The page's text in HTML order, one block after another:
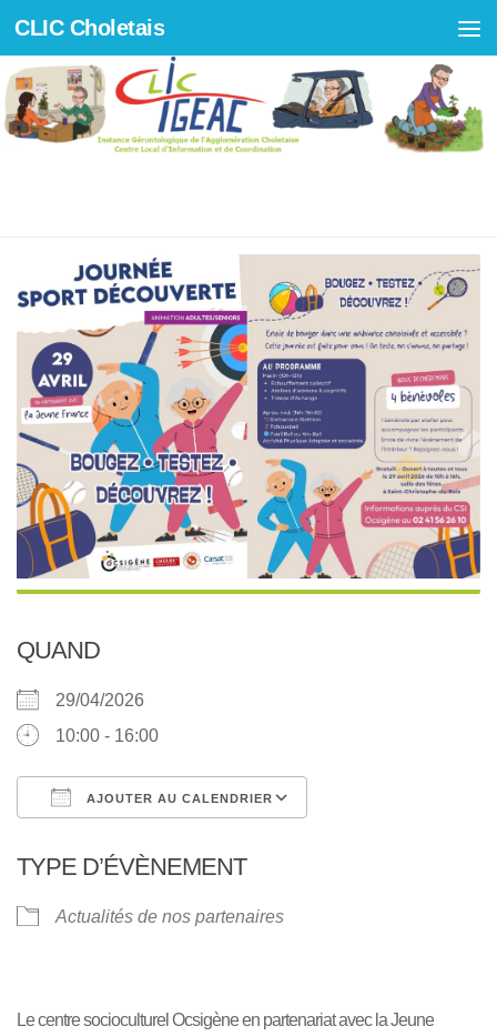
Skip to content
CLIC Choletais
QUAND
29/04/2026
10:00 - 16:00
AJOUTER AU CALENDRIER
TYPE D’ÉVÈNEMENT
Actualités de nos partenaires
Le centre socioculturel Ocsigène en partenariat avec la Jeune